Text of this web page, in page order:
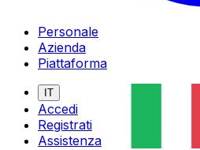
Personale
Azienda
Piattaforma
IT
Accedi
Registrati
Assistenza